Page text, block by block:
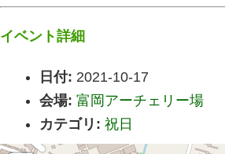
イベント詳細
日付: 2021-10-17
会場: 富岡アーチェリー場
カテゴリ: 祝日